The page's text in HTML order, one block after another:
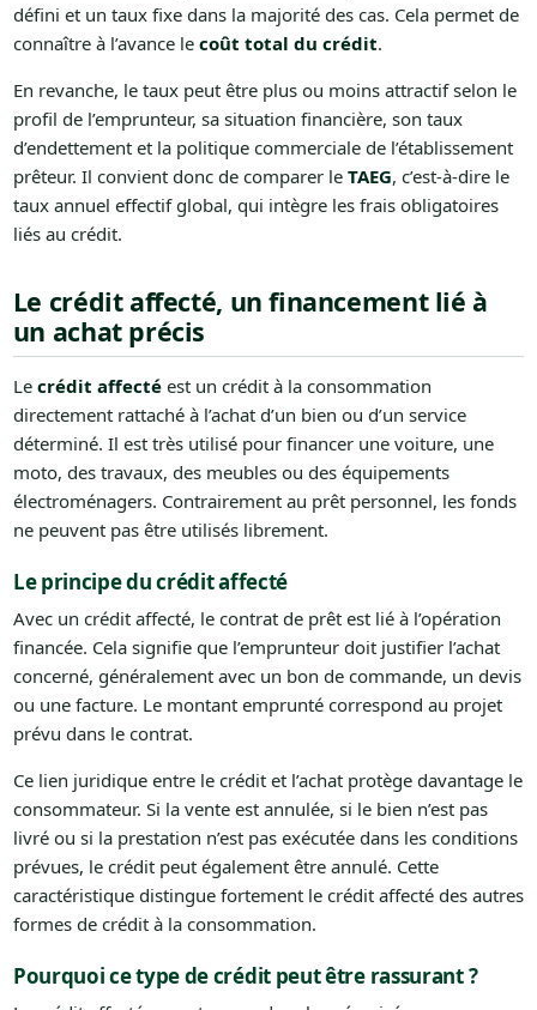
défini et un taux fixe dans la majorité des cas. Cela permet de
connaître à l’avance le coût total du crédit.
En revanche, le taux peut être plus ou moins attractif selon le
profil de l’emprunteur, sa situation financière, son taux
d’endettement et la politique commerciale de l’établissement
prêteur. Il convient donc de comparer le TAEG, c’est-à-dire le
taux annuel effectif global, qui intègre les frais obligatoires
liés au crédit.
Le crédit affecté, un financement lié à
un achat précis
Le crédit affectéest un crédit à la consommation
directement rattaché à l’achat d’un bien ou d’un service
déterminé. Il est très utilisé pour financer une voiture, une
moto, des travaux, des meubles ou des équipements
électroménagers. Contrairement au prêt personnel, les fonds
ne peuvent pas être utilisés librement.
Le principe du crédit affecté
Avec un crédit affecté, le contrat de prêt est lié à l’opération
financée. Cela signifie que l’emprunteur doit justifier l’achat
concerné, généralement avec un bon de commande, un devis
ou une facture. Le montant emprunté correspond au projet
prévu dans le contrat.
Ce lien juridique entre le crédit et l’achat protège davantage le
consommateur. Si la vente est annulée, si le bien n’est pas
livré ou si la prestation n’est pas exécutée dans les conditions
prévues, le crédit peut également être annulé. Cette
caractéristique distingue fortement le crédit affecté des autres
formes de crédit à la consommation.
Pourquoi ce type de crédit peut être rassurant ?